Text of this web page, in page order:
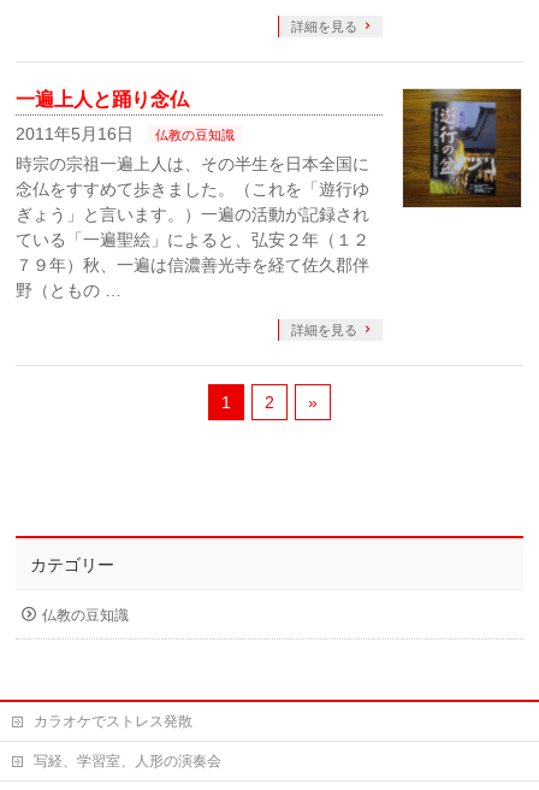
詳細を見る
一遍上人と踊り念仏
2011年5月16日 仏教の豆知識
時宗の宗祖一遍上人は、その半生を日本全国に
念仏をすすめて歩きました。（これを「遊行ゆ
ぎょう」と言います。）一遍の活動が記録され
ている「一遍聖絵」によると、弘安２年（１２
７９年）秋、一遍は信濃善光寺を経て佐久郡伴
野（ともの …
詳細を見る
1 2 »
カテゴリー
仏教の豆知識
カラオケでストレス発散
写経、学習室、人形の演奏会